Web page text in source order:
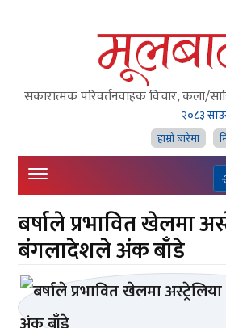
सकारात्मक परिवर्तनवाहक विचार, कला/
२०८३
हाम्राे बारेमा
बर्षाले प्रभावित खेलमा
बंगलादेशले अंक बाँडे